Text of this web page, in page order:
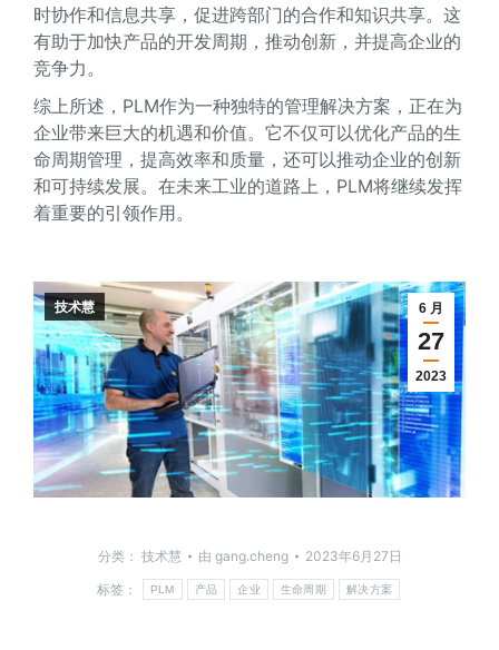
时协作和信息共享，促进跨部门的合作和知识共享。这
有助于加快产品的开发周期，推动创新，并提高企业的
竞争力。
综上所述，PLM作为一种独特的管理解决方案，正在为
企业带来巨大的机遇和价值。它不仅可以优化产品的生
命周期管理，提高效率和质量，还可以推动企业的创新
和可持续发展。在未来工业的道路上，PLM将继续发挥
着重要的引领作用。
6 月
27
2023
技术慧
分类： 技术慧 由 gang.cheng
2023年6月27日
标签：
PLM 产品 企业 生命周期 解决方案